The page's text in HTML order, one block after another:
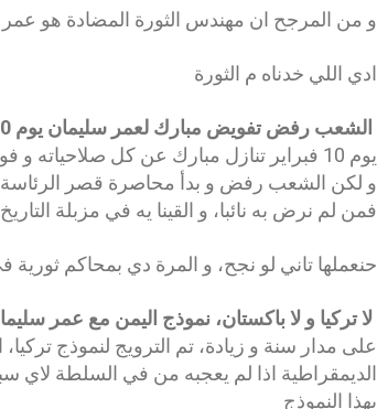
و من المرجح ان مهندس الثورة المضادة هو
ادي اللي خدناه م الثورة
الشعب رفض تفويض مبارك لعمر سليمان يوم 10 فبراير
يوم 10 فبراير تنازل مبارك عن كل صلاحياته و فوض عمر سليمان بكل صلاحياته
و لكن الشعب رفض و بدأ محاصرة قصر الرئاسة
فمن لم نرض به نائبا، و القينا يه في مزبلة التاريخ
حنعملها تاني لو نجح، و المرة دي بمحاكم
لا تركيا و لا باكستان، نموذج اليمن مع عمر
على مدار سنة و زيادة، تم الترويج لنموذج
الديمقراطية اذا لم يعجبه من في السلطة لاي
بهذا النموذج